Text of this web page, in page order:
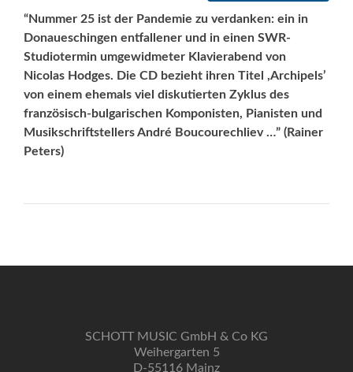
“Nummer 25 ist der Pandemie zu verdanken: ein in
Donaueschingen entfallener und in einen SWR-
Studiotermin umgewidmeter Klavierabend von
Nicolas Hodges. Die CD bezieht ihren Titel ,Archipels’
von ei­nem ehemals viel diskutierten Zyklus des
französisch-bulgarischen Komponisten, Pianisten und
Musikschriftstellers André Boucourechliev …” (Rainer
Peters)
SCHOTT MUSIC GmbH & Co KG
Weihergarten 5
D-55116 Mainz